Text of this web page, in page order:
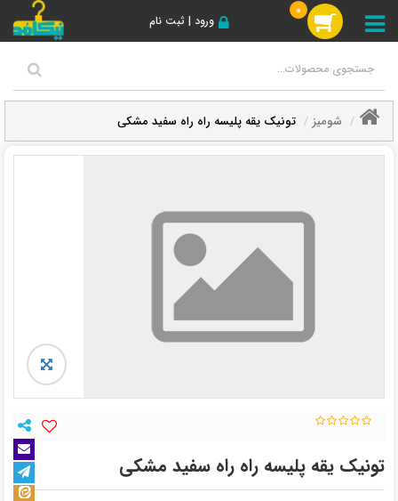
ورود | ثبت نام
0
شومیز تونیک یقه پلیسه راه راه سفید مشکی
تونیک یقه پلیسه راه راه سفید مشکی